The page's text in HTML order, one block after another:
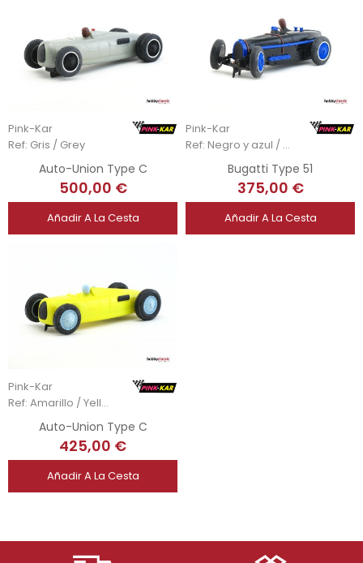
Pink-Kar
Ref: Gris / Grey
Auto-Union Type C
500,00 €
Añadir A La Cesta
Pink-Kar
Ref: Negro y azul / Black & blue
Bugatti Type 51
375,00 €
Añadir A La Cesta
Pink-Kar
Ref: Amarillo / Yellow
Auto-Union Type C
425,00 €
Añadir A La Cesta